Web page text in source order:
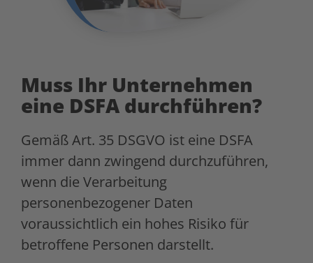
Muss Ihr Unternehmen
eine DSFA durchführen?
Gemäß Art. 35 DSGVO ist eine DSFA
immer dann zwingend durchzuführen,
wenn die Verarbeitung
personenbezogener Daten
voraussichtlich ein hohes Risiko für
betroffene Personen darstellt.